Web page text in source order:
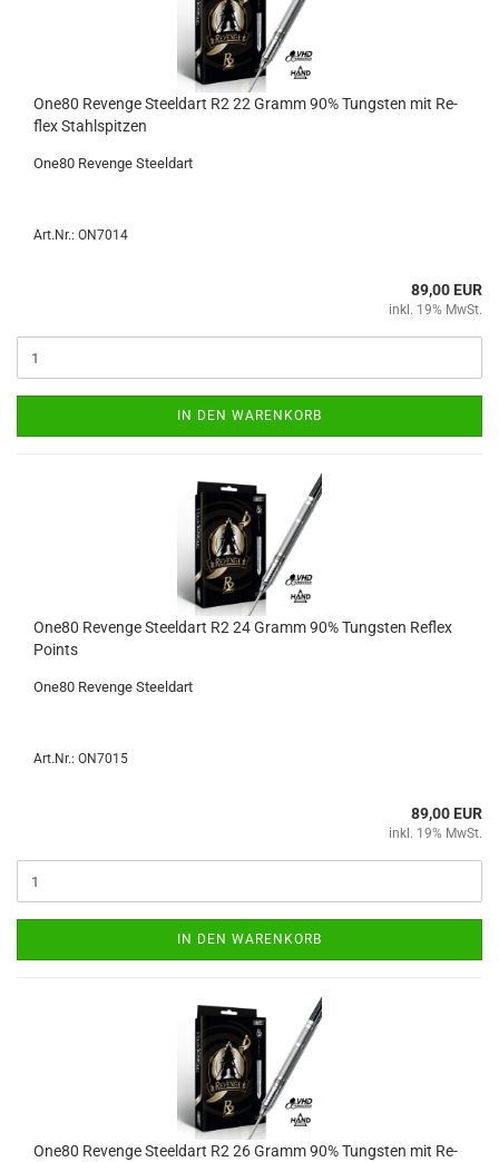
One80 Re­ven­ge Steeld­art R2 22 Gramm 90% Tungs­ten mit Re­
flex Stahl­spit­zen
One80 Re­ven­ge Steeld­art
Art.Nr.: ON7014
89,00 EUR
inkl. 19% MwSt.
IN DEN WARENKORB
One80 Re­ven­ge Steeld­art R2 24 Gramm 90% Tungs­ten Re­flex
Points
One80 Re­ven­ge Steeld­art
Art.Nr.: ON7015
89,00 EUR
inkl. 19% MwSt.
IN DEN WARENKORB
One80 Re­ven­ge Steeld­art R2 26 Gramm 90% Tungs­ten mit Re­